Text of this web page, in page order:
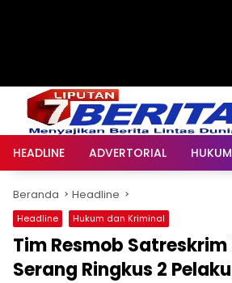
HEADLINE ADVERTORIAL
Beranda Headline
Headline Hukum dan Kriminal
Tim Resmob Satreskrim
Serang Ringkus 2